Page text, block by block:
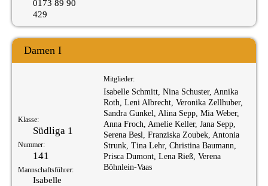
0173 89 90
429
Damen I
Klasse:
Südliga 1
Nummer:
141
Mannschaftsführer:
Isabelle
Mitglieder:
Isabelle Schmitt, Nina Schuster, Annika
Roth, Leni Albrecht, Veronika Zellhuber,
Sandra Gunkel, Alina Sepp, Mia Weber,
Anna Froch, Amelie Keller, Jana Sepp,
Serena Besl, Franziska Zoubek, Antonia
Strunk, Tina Lehr, Christina Baumann,
Prisca Dumont, Lena Rieß, Verena
Böhnlein-Vaas